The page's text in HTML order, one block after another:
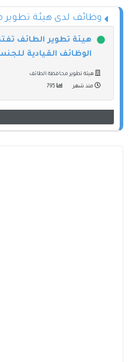
وظائف لدى هيئة
هيئة تطوير الطائف
الوظائف القيادية
هيئة تطوير محافظة الطائف
منذ شهر